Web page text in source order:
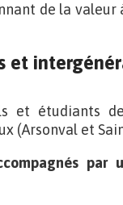
de la valeur
et
et étudiants
(Arsonval et
par